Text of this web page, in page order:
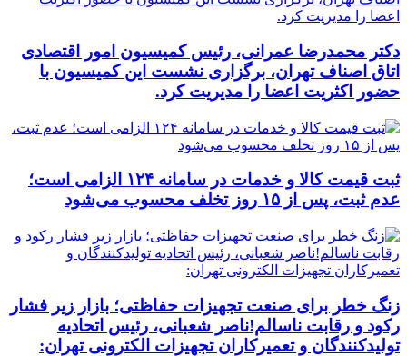
دکتر محمدرضا عمرانی، رئیس کمیسیون امور اقتصادی
اتاق اصناف تهران، برگزاری نشست این کمیسیون با
حضور اکثریت اعضا را مدیریت کرد.
ثبت قیمت کالا و خدمات در سامانه ۱۲۴ الزامی است؛
عدم ثبت، پس از ۱۵ روز تخلف محسوب می‌شود
زنگ خطر برای صنعت تجهیزات حفاظتی؛ بازار زیر فشار
رکود و رقابت ناسالم!ناصر شعبانی، رئیس اتحادیه
تولیدکنندگان و تعمیرکاران تجهیزات الکترونی تهران: